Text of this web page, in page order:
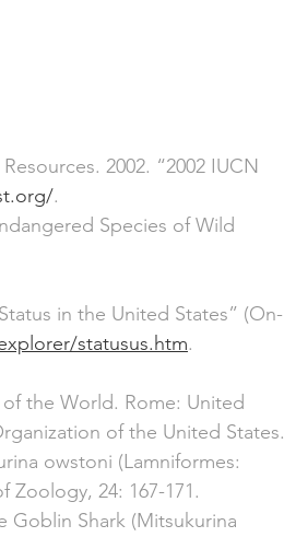
2002. “2002 IUCN
.
Species of Wild
in the United States” (On-
statusus.htm.
of the World. Rome: United
of the United States.
owstoni (Lamniformes:
Zoology, 24: 167-171.
Goblin Shark (Mitsukurina